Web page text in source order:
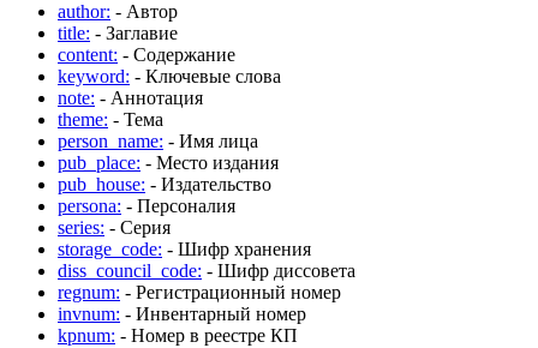
author: - Автор
title: - Заглавие
content: - Содержание
keyword: - Ключевые слова
note: - Аннотация
theme: - Тема
person_name: - Имя лица
pub_place: - Место издания
pub_house: - Издательство
persona: - Персоналия
series: - Серия
storage_code: - Шифр хранения
diss_council_code: - Шифр диссовета
regnum: - Регистрационный номер
invnum: - Инвентарный номер
kpnum: - Номер в реестре КП